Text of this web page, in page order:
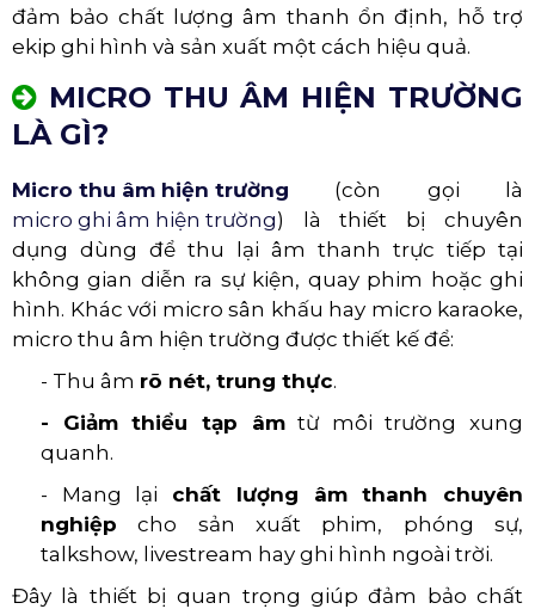
đảm bảo chất lượng âm thanh ổn định, hỗ trợ
ekip ghi hình và sản xuất một cách hiệu quả.
MICRO THU ÂM HIỆN TRƯỜNG
LÀ GÌ?
Micro thu âm hiện trường (còn gọi là
micro ghi âm hiện trường) là thiết bị chuyên
dụng dùng để thu lại âm thanh trực tiếp tại
không gian diễn ra sự kiện, quay phim hoặc ghi
hình. Khác với micro sân khấu hay micro karaoke,
micro thu âm hiện trường được thiết kế để:
- Thu âm rõ nét, trung thực.
- Giảm thiểu tạp âmtừ môi trường xung
quanh.
- Mang lại chất lượng âm thanh chuyên
nghiệp cho sản xuất phim, phóng sự,
talkshow, livestream hay ghi hình ngoài trời.
Đây là thiết bị quan trọng giúp đảm bảo chất